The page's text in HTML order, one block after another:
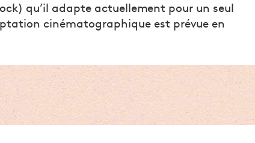
qu’il adapte actuellement pour un seul
cinématographique est prévue en